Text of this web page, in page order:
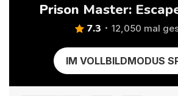
Prison Master:
7.3 12,050 mal
IM VOLLBILDMODUS